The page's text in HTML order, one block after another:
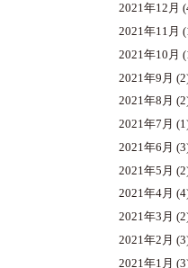
2021年12月
2021年11月
2021年10月
2021年9月
2021年8月
2021年7月
2021年6月
2021年5月
2021年4月
2021年3月
2021年2月
2021年1月